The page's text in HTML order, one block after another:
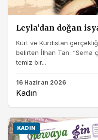
Leyla’dan doğan
Kürt ve Kürdistan
belirten İlhan Tan: “Sema
temiz bir...
16 Haziran 2026
Kadın
KADIN